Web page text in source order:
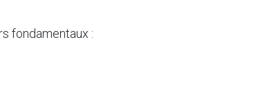
fondamentaux :